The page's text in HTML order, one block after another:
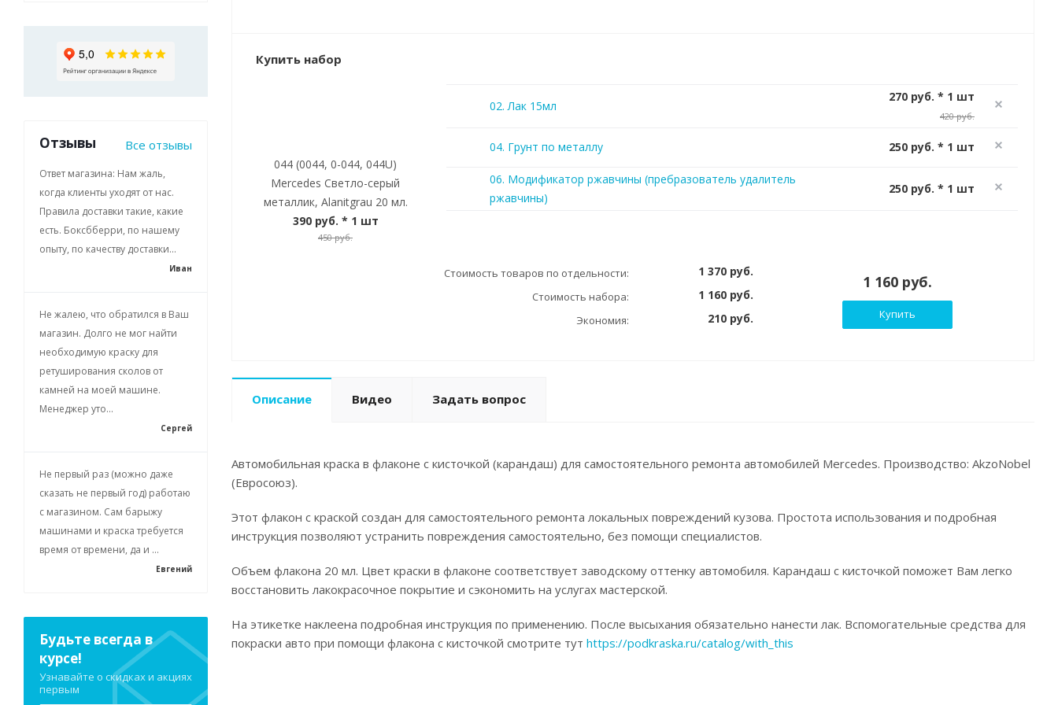
Купить набор
044 (0044, 0-044, 044U)
Mercedes Светло-серый
металлик, Alanitgrau 20 мл.
390 руб. * 1 шт
450 руб.
02. Лак 15мл
270 руб. * 1 шт
420 руб.
04. Грунт по металлу 250 руб. * 1 шт
06. Модификатор ржавчины (пребразователь удалитель
ржавчины)
250 руб. * 1 шт
Стоимость товаров по отдельности: 1 370 руб.
Стоимость набора: 1 160 руб.
Экономия: 210 руб.
1 160 руб.
Купить
Описание Видео Задать вопрос
Автомобильная краска в флаконе с кисточкой (карандаш) для самостоятельного ремонта автомобилей Mercedes. Производство: AkzoNobel
(Евросоюз).
Этот флакон с краской создан для самостоятельного ремонта локальных повреждений кузова. Простота использования и подробная
инструкция позволяют устранить повреждения самостоятельно, без помощи специалистов.
Объем флакона 20 мл. Цвет краски в флаконе соответствует заводскому оттенку автомобиля. Карандаш с кисточкой поможет Вам легко
восстановить лакокрасочное покрытие и сэкономить на услугах мастерской.
На этикетке наклеена подробная инструкция по применению. После высыхания обязательно нанести лак. Вспомогательные средства для
покраски авто при помощи флакона с кисточкой смотрите тут https://podkraska.ru/catalog/with_this
Отзывы Все отзывы
Ответ магазина: Нам жаль,
когда клиенты уходят от нас.
Правила доставки такие, какие
есть. Боксбберри, по нашему
опыту, по качеству доставки...
Иван
Не жалею, что обратился в Ваш
магазин. Долго не мог найти
необходимую краску для
ретуширования сколов от
камней на моей машине.
Менеджер уто...
Сергей
Не первый раз (можно даже
сказать не первый год) работаю
с магазином. Сам барыжу
машинами и краска требуется
время от времени, да и ...
Евгений
Будьте всегда в
курсе!
Узнавайте о скидках и акциях
первым